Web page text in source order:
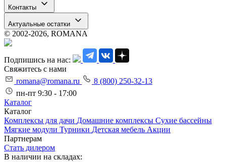
Контакты
Актуальные остатки
© 2002-2026, ROMANA
Подпишись на нас:
Свяжитесь с нами
romana@romana.ru
8 (800) 250-32-13
пн-пт 9:30 - 17:00
Каталог
Каталог
Комплексы для дачи Домашние комплексы Сухие бассейны
Мягкие модули Турники Детская мебель Акции
Партнерам
Стать дилером
В наличии на складах: